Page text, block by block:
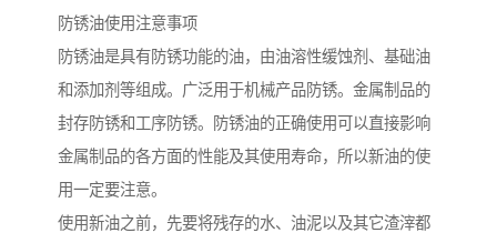
防锈油使用注意事项
防锈油是具有防锈功能的油，由油溶性缓蚀剂、基础油
和添加剂等组成。广泛用于机械产品防锈。金属制品的
封存防锈和工序防锈。防锈油的正确使用可以直接影响
金属制品的各方面的性能及其使用寿命，所以新油的使
用一定要注意。
使用新油之前，先要将残存的水、油泥以及其它渣滓都